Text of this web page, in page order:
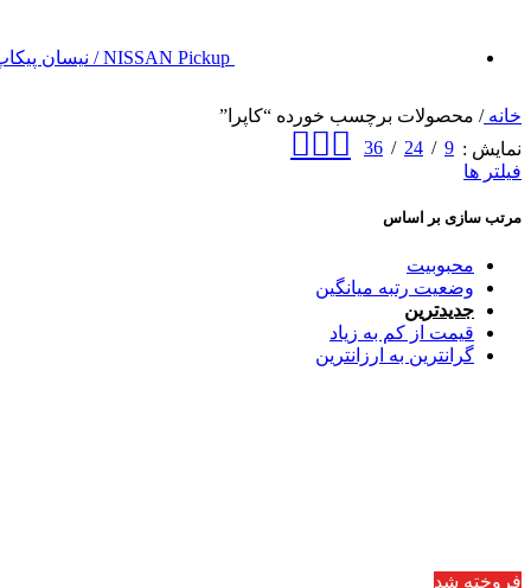
NISSAN Pickup / نیسان پیکاپ
خانه/ محصولات برچسب خورده “کاپرا”
نمایش
9
24
36
فیلتر ها
مرتب سازی بر اساس
محبوبیت
وضعیت رتبه میانگین
جدیدترین
قیمت از کم به زیاد
گرانترین به ارزانترین
فروخته شد